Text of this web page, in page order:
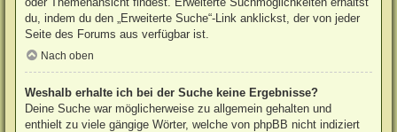
du, indem du den „Erweiterte Suche“-Link anklickst, der von jeder
Seite des Forums aus verfügbar ist.
Nach oben
Weshalb erhalte ich bei der Suche keine Ergebnisse?
Deine Suche war möglicherweise zu allgemein gehalten und
enthielt zu viele gängige Wörter, welche von phpBB nicht indiziert